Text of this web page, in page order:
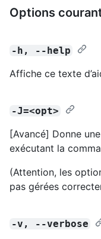
Options
-h, --help
Affiche ce texte
-J=<opt>
[Avancé] Donne
exécutant la
(Attention, les
pas gérées
-v, --verbose